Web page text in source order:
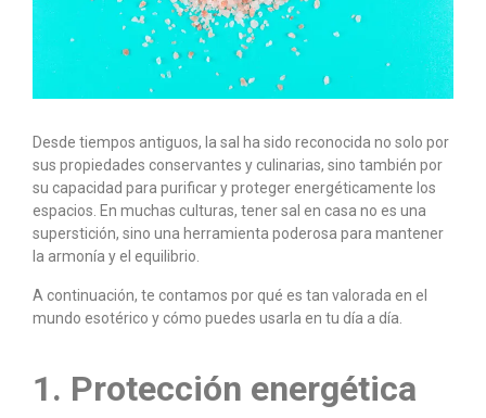
Desde tiempos antiguos, la sal ha sido reconocida no solo por
sus propiedades conservantes y culinarias, sino también por
su capacidad para purificar y proteger energéticamente los
espacios. En muchas culturas, tener sal en casa no es una
superstición, sino una herramienta poderosa para mantener
la armonía y el equilibrio.
A continuación, te contamos por qué es tan valorada en el
mundo esotérico y cómo puedes usarla en tu día a día.
1. Protección energética